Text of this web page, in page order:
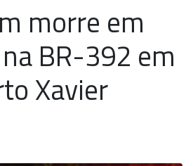
morre em
BR-392 em
Xavier